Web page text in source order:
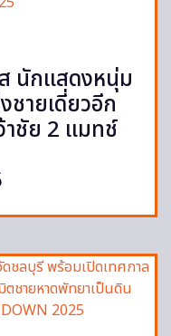
นักแสดงหนุ่ม
ายเดี่ยวอีก
าชัย 2 แมทช์